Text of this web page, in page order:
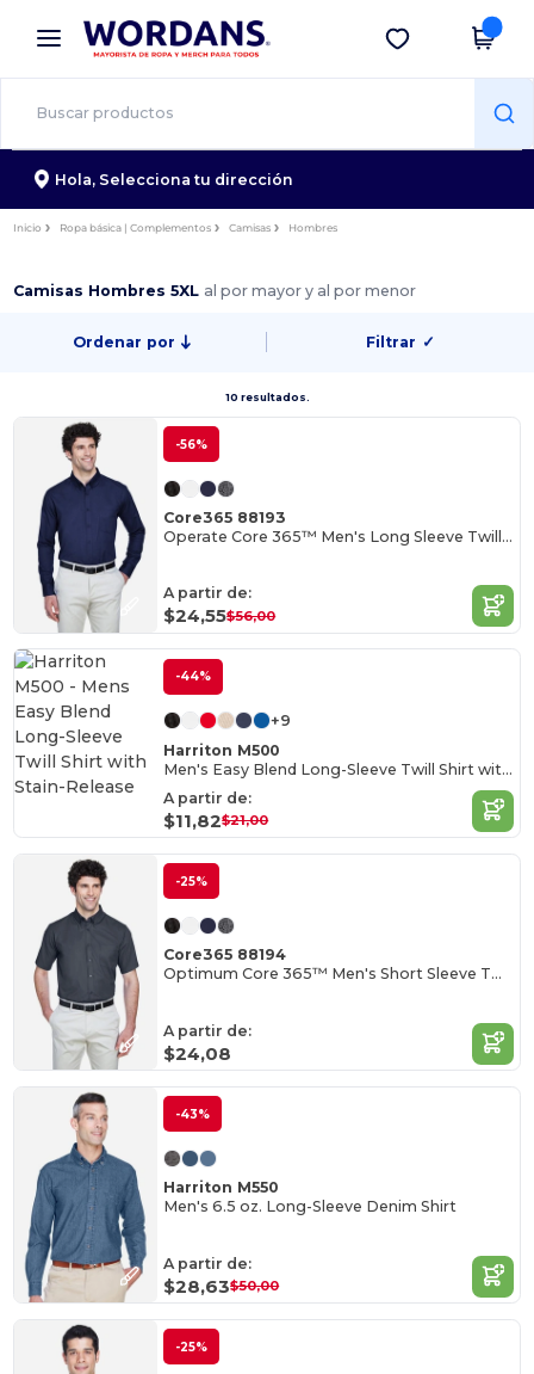
× App de Wordans
¡Mejores precios en app!
Descargar app
Hola, Selecciona tu dirección
Inicio Ropa básica | Complementos Camisas Hombres
Camisas Hombres 5XL al por mayor y al por menor
Ordenar por Filtrar ✓
10 resultados.
-56%
Core365 88193
Operate Core 365™ Men's Long Sleeve Twill Shirts
A partir de:
$24,55$56,00
-44%
+9
Harriton M500
Men's Easy Blend Long-Sleeve Twill Shirt with Stain-Release
A partir de:
$11,82$21,00
-25%
Core365 88194
Optimum Core 365™ Men's Short Sleeve Twill Shirts
A partir de:
$24,08
-43%
Harriton M550
Men's 6.5 oz. Long-Sleeve Denim Shirt
A partir de:
$28,63$50,00
-25%